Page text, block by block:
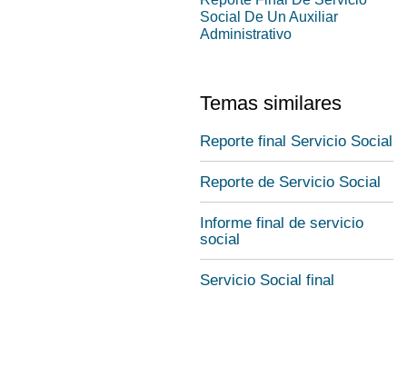
Social De Un Auxiliar
Administrativo
Temas similares
Reporte final Servicio Social
Reporte de Servicio Social
Informe final de servicio
social
Servicio Social final